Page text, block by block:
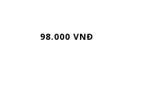
98.000 VNĐ